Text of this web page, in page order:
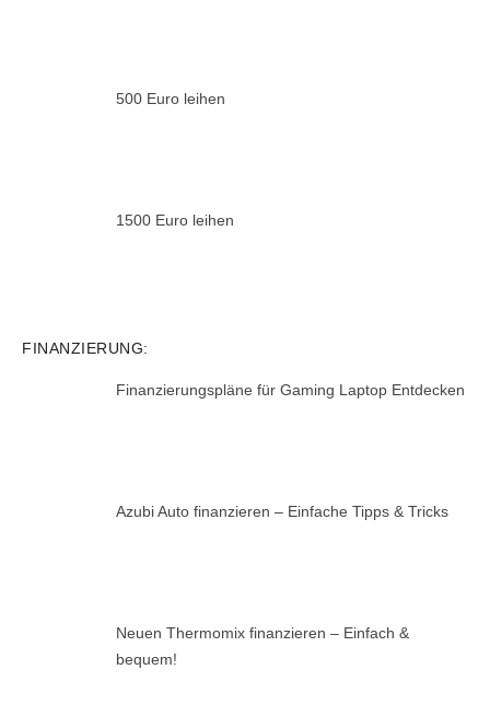
500 Euro leihen
1500 Euro leihen
FINANZIERUNG:
Finanzierungspläne für Gaming Laptop Entdecken
Azubi Auto finanzieren – Einfache Tipps & Tricks
Neuen Thermomix finanzieren – Einfach &
bequem!